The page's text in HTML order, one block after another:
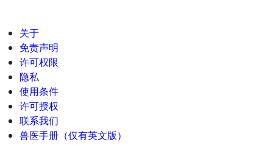
关于
免责声明
许可权限
隐私
使用条件
许可授权
联系我们
兽医手册（仅有英文版）